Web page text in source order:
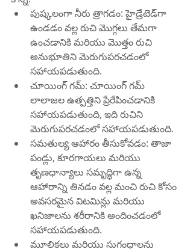
పుష్కలంగా నీరు త్రాగడం: హైడ్రేటెడ్‌గా
ఉండడం వల్ల రుచి మొగ్గలు తేమగా
ఉంచడానికి మరియు మొత్తం రుచి
అనుభూతిని మెరుగుపరచడంలో
సహాయపడుతుంది.
చూయింగ్ గమ్: చూయింగ్ గమ్
లాలాజల ఉత్పత్తిని ప్రేరేపించడానికి
సహాయపడుతుంది, ఇది రుచిని
మెరుగుపరచడంలో సహాయపడుతుంది.
సమతుల్య ఆహారం తీసుకోవడం: తాజా
పండ్లు, కూరగాయలు మరియు
తృణధాన్యాలు సమృద్ధిగా ఉన్న
ఆహారాన్ని తినడం వల్ల మంచి రుచి కోసం
అవసరమైన విటమిన్లు మరియు
ఖనిజాలను శరీరానికి అందించడంలో
సహాయపడుతుంది.
మూలికలు మరియు సుగంధాలను